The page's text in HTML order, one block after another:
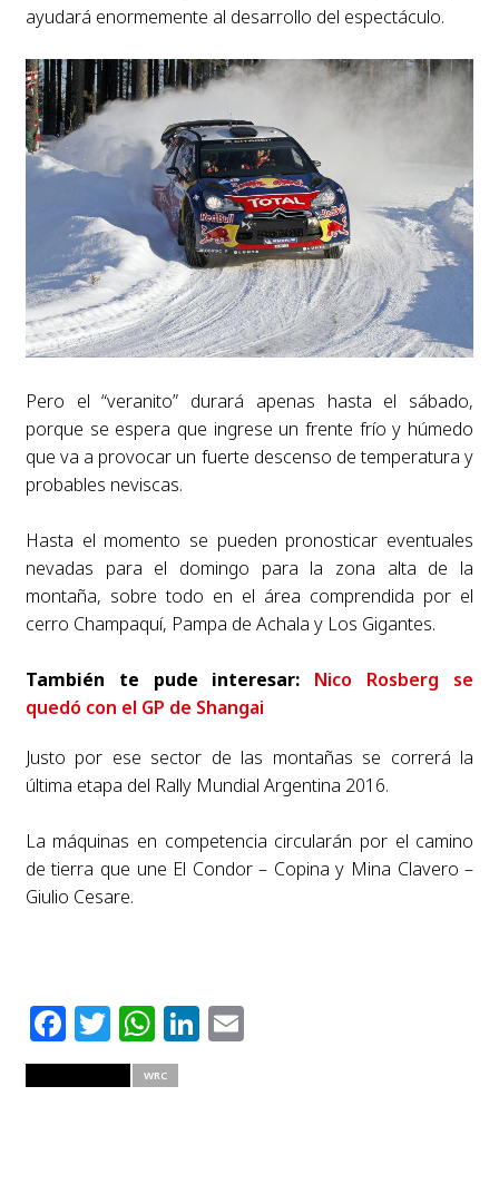
ayudará enormemente al desarrollo del espectáculo.
Pero el “veranito” durará apenas hasta el sábado,
porque se espera que ingrese un frente frío y húmedo
que va a provocar un fuerte descenso de temperatura y
probables neviscas.
Hasta el momento se pueden pronosticar eventuales
nevadas para el domingo para la zona alta de la
montaña, sobre todo en el área comprendida por el
cerro Champaquí, Pampa de Achala y Los Gigantes.
También te pude interesar: Nico Rosberg se
quedó con el GP de Shangai
Justo por ese sector de las montañas se correrá la
última etapa del Rally Mundial Argentina 2016.
La máquinas en competencia circularán por el camino
de tierra que une El Condor – Copina y Mina Clavero –
Giulio Cesare.
Facebook
Twitter
WhatsApp
LinkedIn
Email
WRC